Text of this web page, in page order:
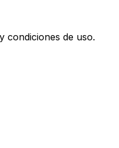
condiciones de uso.